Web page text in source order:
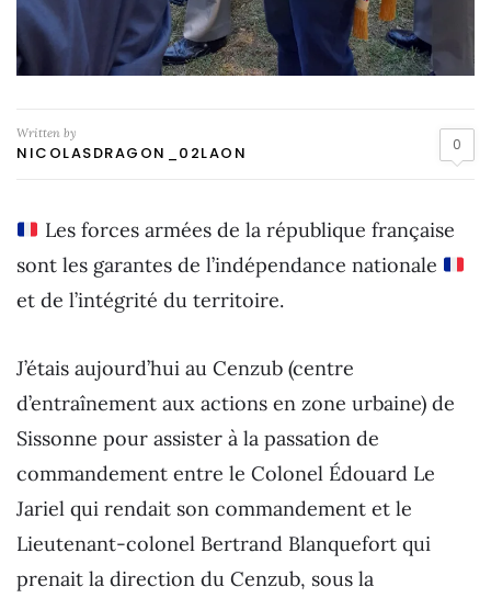
Written by
NICOLASDRAGON_02LAON 0
Les forces armées de la république française
sont les garantes de l’indépendance nationale
et de l’intégrité du territoire.
J’étais aujourd’hui au Cenzub (centre
d’entraînement aux actions en zone urbaine) de
Sissonne pour assister à la passation de
commandement entre le Colonel Édouard Le
Jariel qui rendait son commandement et le
Lieutenant-colonel Bertrand Blanquefort qui
prenait la direction du Cenzub, sous la